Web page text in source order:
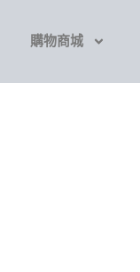
購物商城